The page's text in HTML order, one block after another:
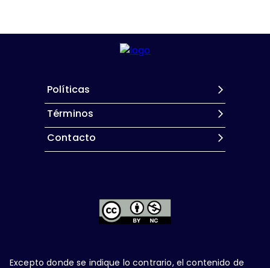
Políticas
Términos
Contacto
Excepto donde se indique lo contrario, el contenido de